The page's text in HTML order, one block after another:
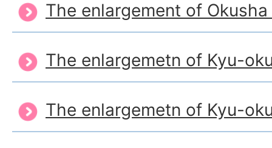
The enlargement of
The enlargemetn of Kyu-
The enlargemetn of Kyu-